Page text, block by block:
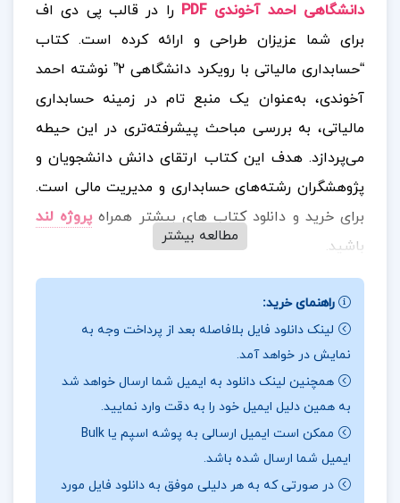
دانشگاهی احمد آخوندی PDF
را در قالب پی دی اف
برای شما عزیزان طراحی و ارائه کرده است. کتاب
“حسابداری مالیاتی با رویکرد دانشگاهی ۲” نوشته احمد
آخوندی، به‌عنوان یک منبع تام در زمینه حسابداری
مالیاتی، به بررسی مباحث پیشرفته‌تری در این حیطه
می‌پردازد. هدف این کتاب ارتقای دانش دانشجویان و
پژوهشگران رشته‌های حسابداری و مدیریت مالی است.
برای خرید و دانلود کتاب های بیشتر همراهپروژه لند
باشید.
تدوین شده و گامی کوچک در جهت افزایش آگاهی و
شناخت بیشتر از قوانین مالیاتی به شمار می‌ رود.نویسنده
تلاش کرده است تا مفهوم و اصول حسابداری مالیاتی را
به‌صورت سیستماتیک و علمی ارائه دهد و به وصف نقش
آن درتصمیم‌گیری‌های مالی بپردازد.
و با هدف ارتقای سطح دانش مأموران مالیاتی و افزایش
مطالعه بیشتر
راهنمای خرید:
لینک دانلود فایل بلافاصله بعد از پرداخت وجه به
نمایش در خواهد آمد.
همچنین لینک دانلود به ایمیل شما ارسال خواهد شد
به همین دلیل ایمیل خود را به دقت وارد نمایید.
ممکن است ایمیل ارسالی به پوشه اسپم یا Bulk
ایمیل شما ارسال شده باشد.
در صورتی که به هر دلیلی موفق به دانلود فایل مورد